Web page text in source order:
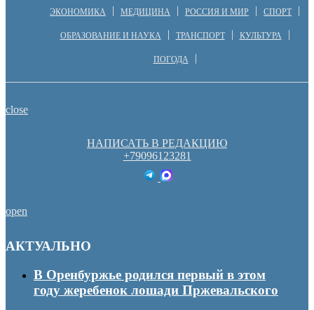
ЭКОНОМИКА МЕДИЦИНА РОССИЯ И МИР СПОРТ
ОБРАЗОВАНИЕ И НАУКА ТРАНСПОРТ КУЛЬТУРА
ПОГОДА
close
НАПИСАТЬ В РЕДАКЦИЮ
+79096123281
open
АКТУАЛЬНО
В Оренбуржье родился первый в этом
году жеребенок лошади Пржевальского